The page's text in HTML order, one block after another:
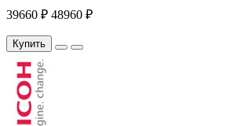
39660 ₽ 48960 ₽
Купить